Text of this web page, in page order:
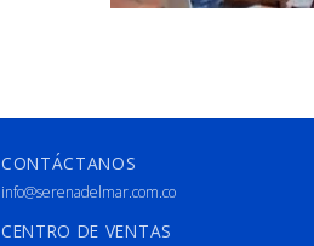
CONTÁCTANOS
info@serenadelmar.com.co
CENTRO DE VENTAS